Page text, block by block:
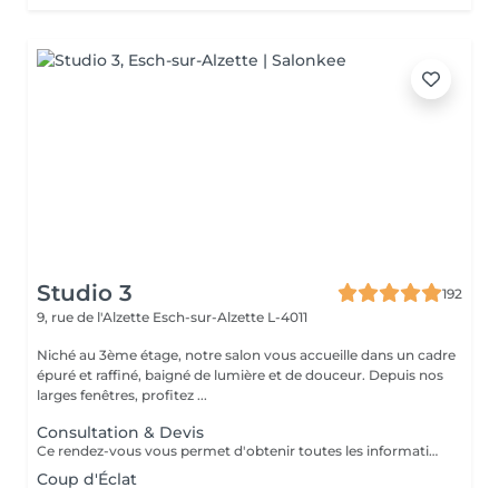
Studio 3
192
9, rue de l'Alzette Esch-sur-Alzette L-4011
Niché au 3ème étage, notre salon vous accueille dans un cadre
épuré et raffiné, baigné de lumière et de douceur. Depuis nos
larges fenêtres, profitez ...
Consultation & Devis
Ce rendez-vous vous permet d'obtenir toutes les informations nécessaires avant votre prestation : - conseils personnalisés - étude de vos besoins - diagnostic du cheveu Le montant de la consultation sera déduit de votre prestation finale si vous réservez immédiatement après ce rendez-vous.
Coup d'Éclat